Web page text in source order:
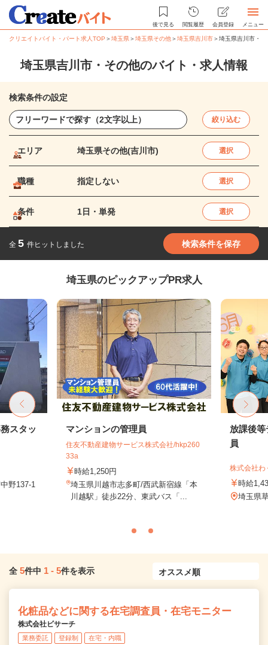
後で見る 閲覧履歴 会員登録 メニュー
クリエイトバイト・パート求人TOP ＞埼玉県＞埼玉県その他＞埼玉県吉川市＞埼玉県吉川市・
埼玉県吉川市・その他のバイト・求人情報
検索条件の設定
絞り込む
エリア 埼玉県その他(吉川市) 選択
職種 指定しない 選択
条件 1日・単発 選択
全 5 件ヒットしました 検索条件を保存
埼玉県のピックアップPR求人
スタッ
野137-1
マンションの管理員
住友不動産建物サービス株式会社/hkp260
33a
時給1,250円
埼玉県川越市志多町/西武新宿線「本
川越駅」徒歩22分、東武バス「...
放課後等
員
株式会社わ
時給
埼玉県
全 5件中 1 - 5件を表示
化粧品などに関する在宅調査員・在宅モニター
株式会社ビサーチ
業務委託 登録制 在宅・内職